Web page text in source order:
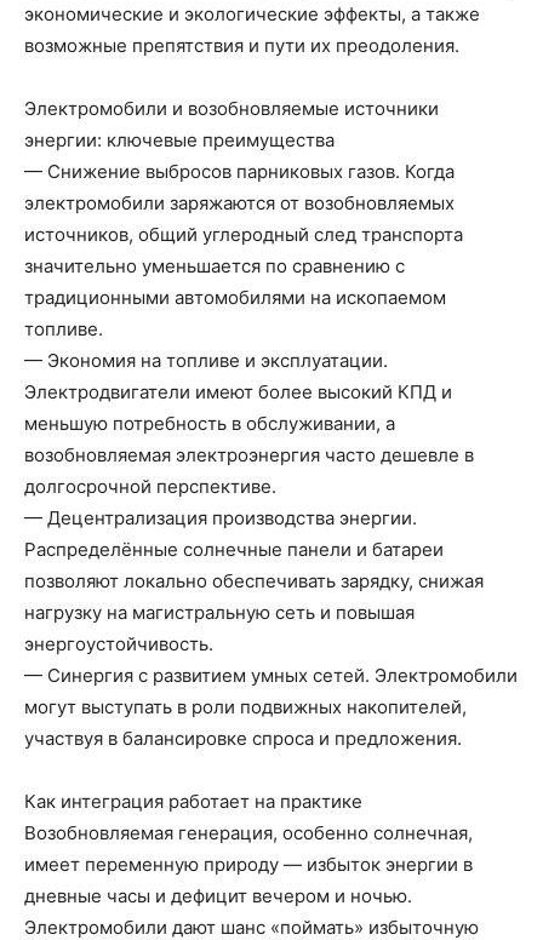
экономические и экологические эффекты, а также
возможные препятствия и пути их преодоления.
Электромобили и возобновляемые источники
энергии: ключевые преимущества
— Снижение выбросов парниковых газов. Когда
электромобили заряжаются от возобновляемых
источников, общий углеродный след транспорта
значительно уменьшается по сравнению с
традиционными автомобилями на ископаемом
топливе.
— Экономия на топливе и эксплуатации.
Электродвигатели имеют более высокий КПД и
меньшую потребность в обслуживании, а
возобновляемая электроэнергия часто дешевле в
долгосрочной перспективе.
— Децентрализация производства энергии.
Распределённые солнечные панели и батареи
позволяют локально обеспечивать зарядку, снижая
нагрузку на магистральную сеть и повышая
энергоустойчивость.
— Синергия с развитием умных сетей. Электромобили
могут выступать в роли подвижных накопителей,
участвуя в балансировке спроса и предложения.
Как интеграция работает на практике
Возобновляемая генерация, особенно солнечная,
имеет переменную природу — избыток энергии в
дневные часы и дефицит вечером и ночью.
Электромобили дают шанс «поймать» избыточную